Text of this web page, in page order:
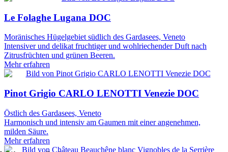
Le Folaghe Lugana DOC
Moränisches Hügelgebiet südlich des Gardasees, Veneto
Intensiver und delikat fruchtiger und wohlriechender Duft nach
Zitrusfrüchten und grünen Beeren.
Mehr erfahren
Pinot Grigio CARLO LENOTTI Venezie DOC
Östlich des Gardasees, Veneto
Harmonisch und intensiv am Gaumen mit einer angenehmen,
milden Säure.
Mehr erfahren